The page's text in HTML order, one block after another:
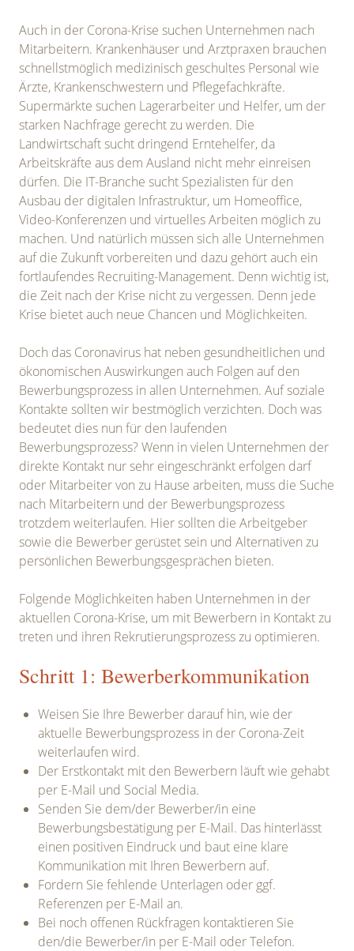
Auch in der Corona-Krise suchen Unternehmen nach
Mitarbeitern. Krankenhäuser und Arztpraxen brauchen
schnellstmöglich medizinisch geschultes Personal wie
Ärzte, Krankenschwestern und Pflegefachkräfte.
Supermärkte suchen Lagerarbeiter und Helfer, um der
starken Nachfrage gerecht zu werden. Die
Landwirtschaft sucht dringend Erntehelfer, da
Arbeitskräfte aus dem Ausland nicht mehr einreisen
dürfen. Die IT-Branche sucht Spezialisten für den
Ausbau der digitalen Infrastruktur, um Homeoffice,
Video-Konferenzen und virtuelles Arbeiten möglich zu
machen. Und natürlich müssen sich alle Unternehmen
auf die Zukunft vorbereiten und dazu gehört auch ein
fortlaufendes Recruiting-Management. Denn wichtig ist,
die Zeit nach der Krise nicht zu vergessen. Denn jede
Krise bietet auch neue Chancen und Möglichkeiten.
Doch das Coronavirus hat neben gesundheitlichen und
ökonomischen Auswirkungen auch Folgen auf den
Bewerbungsprozess in allen Unternehmen. Auf soziale
Kontakte sollten wir bestmöglich verzichten. Doch was
bedeutet dies nun für den laufenden
Bewerbungsprozess? Wenn in vielen Unternehmen der
direkte Kontakt nur sehr eingeschränkt erfolgen darf
oder Mitarbeiter von zu Hause arbeiten, muss die Suche
nach Mitarbeitern und der Bewerbungsprozess
trotzdem weiterlaufen. Hier sollten die Arbeitgeber
sowie die Bewerber gerüstet sein und Alternativen zu
persönlichen Bewerbungsgesprächen bieten.
Folgende Möglichkeiten haben Unternehmen in der
aktuellen Corona-Krise, um mit Bewerbern in Kontakt zu
treten und ihren Rekrutierungsprozess zu optimieren.
Schritt 1: Bewerberkommunikation
Weisen Sie Ihre Bewerber darauf hin, wie der
aktuelle Bewerbungsprozess in der Corona-Zeit
weiterlaufen wird.
Der Erstkontakt mit den Bewerbern läuft wie gehabt
per E-Mail und Social Media.
Senden Sie dem/der Bewerber/in eine
Bewerbungsbestätigung per E-Mail. Das hinterlässt
einen positiven Eindruck und baut eine klare
Kommunikation mit Ihren Bewerbern auf.
Fordern Sie fehlende Unterlagen oder ggf.
Referenzen per E-Mail an.
Bei noch offenen Rückfragen kontaktieren Sie
den/die Bewerber/in per E-Mail oder Telefon.